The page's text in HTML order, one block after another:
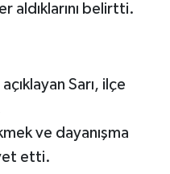
aldıklarını belirtti.
Sarı, ilçe
ve dayanışma
etti.